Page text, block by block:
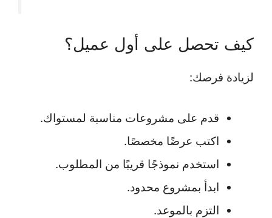
كيف تحصل على أول عميل؟
لزيادة فرصك:
قدم على مشروعات مناسبة لمستواك.
اكتب عرضًا مخصصًا.
استخدم نموذجًا قريبًا من المطلوب.
ابدأ بمشروع محدود.
التزم بالموعد.